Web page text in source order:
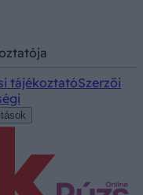
tájékoztatóSzerzői